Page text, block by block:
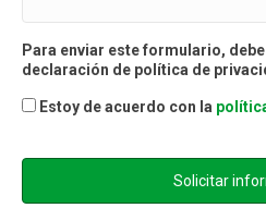
Para enviar este formulario,
declaración de política de
Estoy de acuerdo con la